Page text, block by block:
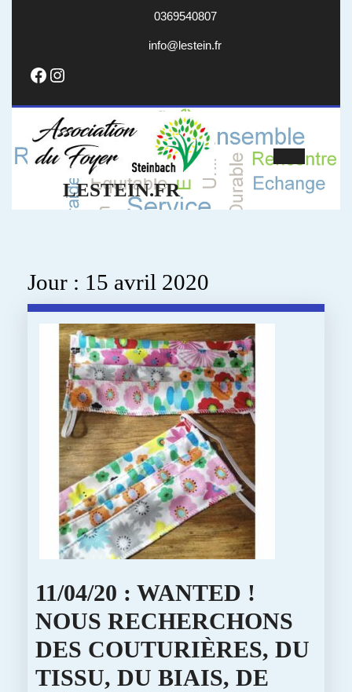
0369540807
info@lestein.frinfo@lestein.fr
Facebook
Instagram
LESTEIN.FR
Open
Jour : 15 avril 2020
11/04/20 : WANTED !
NOUS RECHERCHONS
DES COUTURIÈRES, DU
TISSU, DU BIAIS, DE